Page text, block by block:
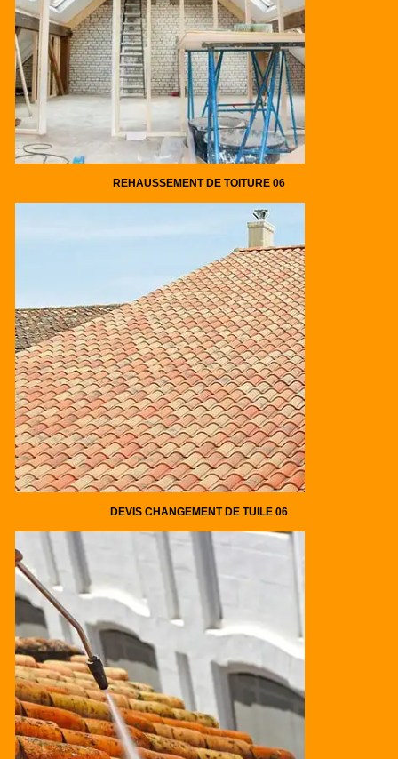
REHAUSSEMENT DE TOITURE 06
DEVIS CHANGEMENT DE TUILE 06